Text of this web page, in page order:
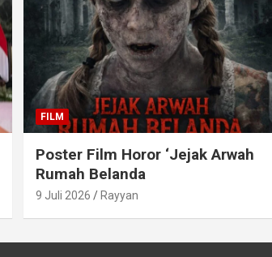
FILM
Poster Film Horor ‘Jejak Arwah
Rumah Belanda
9 Juli 2026 Rayyan